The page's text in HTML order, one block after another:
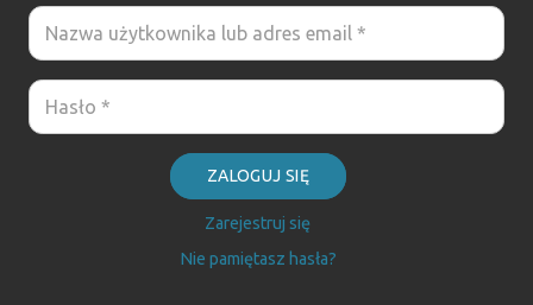
ZALOGUJ SIĘ
Zarejestruj się
Nie pamiętasz hasła?